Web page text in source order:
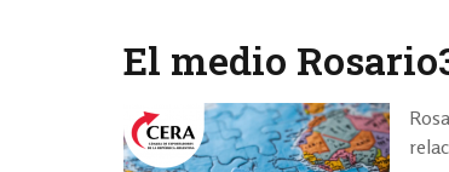
mejorar
su
competitividad
para
aprovechar
El medio